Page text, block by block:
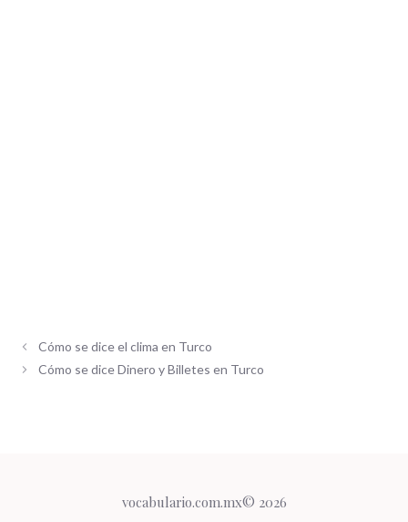
Cómo se dice el clima en Turco
Cómo se dice Dinero y Billetes en Turco
vocabulario.com.mx© 2026